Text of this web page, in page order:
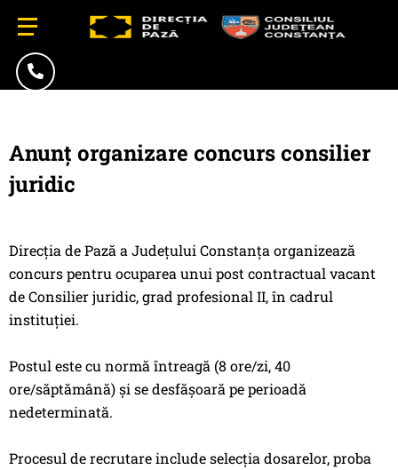
Anunț organizare concurs consilier
juridic
Direcția de Pază a Județului Constanța organizează
concurs pentru ocuparea unui post contractual vacant
de Consilier juridic, grad profesional II, în cadrul
instituției.
Postul este cu normă întreagă (8 ore/zi, 40
ore/săptămână) și se desfășoară pe perioadă
nedeterminată.
Procesul de recrutare include selecția dosarelor, proba